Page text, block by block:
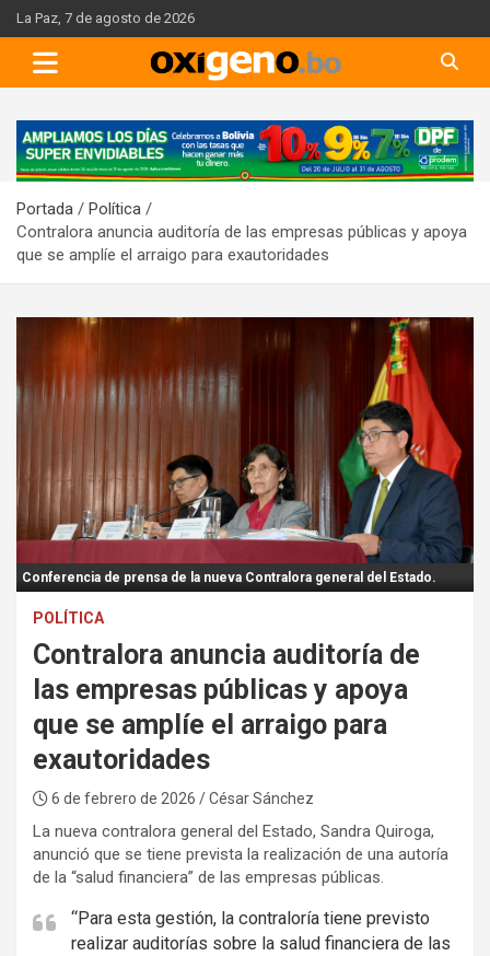
Skip
to
content
La Paz, 7 de agosto de 2026
A
d
e
r
t
m
e
Portada
Política
Contralora anuncia auditoría de las empresas públicas y apoya
que se amplíe el arraigo para exautoridades
Conferencia de prensa de la nueva Contralora general del Estado.
POLÍTICA
Contralora anuncia auditoría de
las empresas públicas y apoya
que se amplíe el arraigo para
exautoridades
6 de febrero de 2026 / César Sánchez
La nueva contralora general del Estado, Sandra Quiroga,
anunció que se tiene prevista la realización de una autoría
de la “salud financiera” de las empresas públicas.
“Para esta gestión, la contraloría tiene previsto
realizar auditorías sobre la salud financiera de las